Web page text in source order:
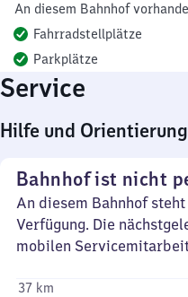
An diesem Bahnhof
Fahrradstellplätze
Parkplätze
Service
Hilfe und
Bahnhof ist nicht
An diesem Bahnhof
Verfügung. Die
mobilen
37 km